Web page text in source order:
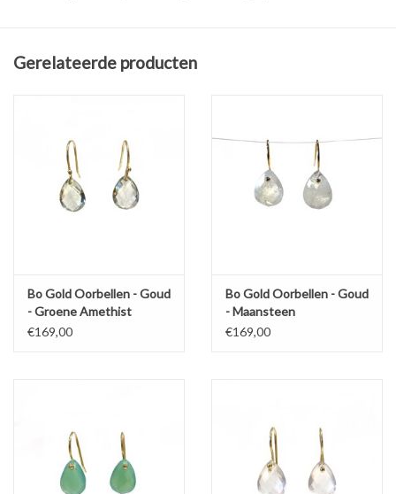
Gerelateerde producten
Bo Gold Oorbellen - Goud
- Groene Amethist
€169,00
Bo Gold Oorbellen - Goud
- Maansteen
€169,00